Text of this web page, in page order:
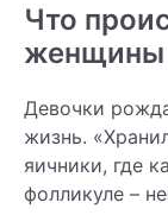
Что
женщины
Девочки
жизнь.
яичники, где
фолликуле –